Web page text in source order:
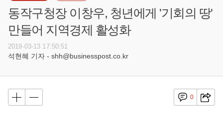
동작구청장 이창우, 청년에게 '기회의 땅'
만들어 지역경제 활성화
2019-03-13 17:50:51
석현혜 기자 - shh@businesspost.co.kr
0